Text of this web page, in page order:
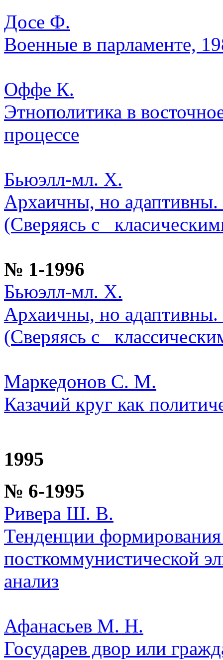
Досе Ф.
Военные в парламенте,
Оффе К.
Этнополитика в
процессе
Бьюэлл-мл. Х.
Архаичны, но
(Сверяясь с
№ 1-1996
Бьюэлл-мл. Х.
Архаичны, но
(Сверяясь с
Маркедонов С. М.
Казачий круг как
1995
№ 6-1995
Ривера Ш. В.
Тенденции формирования
посткоммунистической
анализ
Афанасьев М. Н.
Государев двор или